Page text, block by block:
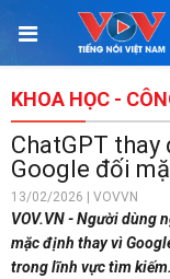
KHOA HỌC -
ChatGPT
Google đối
13/02/2026 | VOVVN
VOV.VN - Người dùng
mặc định thay vì
trong lĩnh vực tìm kiếm.